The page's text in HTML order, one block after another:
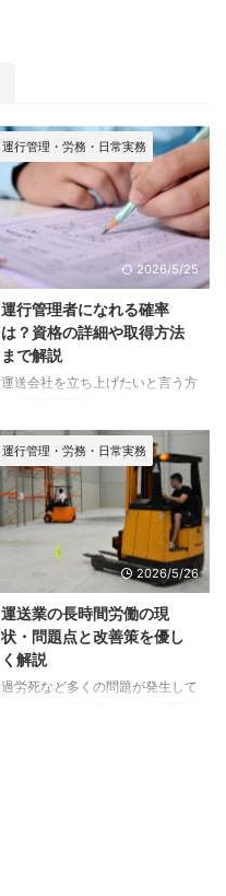
運行管理・労務・日常実務
2026/5/25
運行管理者になれる確率
は？資格の詳細や取得方法
まで解説
運送会社を立ち上げたいと言う方
れるの？」「どうしたら資格を取
れるのい？」といった疑問をお持
ちの方も多いはず。 この記事で
は、運行管理者資格の詳細や、取
得方法、メリット、試験合格率な
どを分かりやすく解説していきま
す。ぜひご覧ください。 運行管
理者とはどんな資格？ 運行管理
者とは、「自動車運送業において
安全確保するために設けられた国
家資格」のことです。 運行管理
者資格を取得すると「運行管理者
資格者証」が交付され、一般貨物
運行管理・労務・日常実務
2026/5/26
運送業の長時間労働の現
状・問題点と改善策を優し
く解説
過労死など多くの問題が発生して